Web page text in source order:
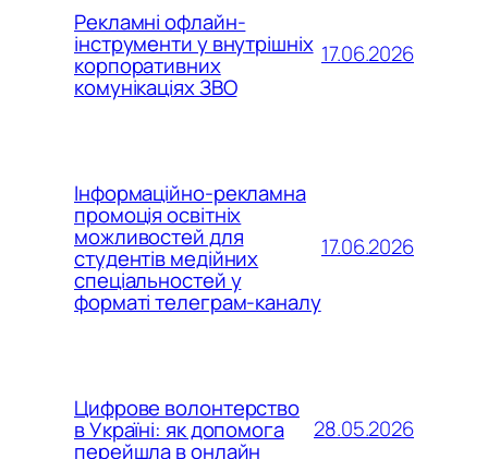
Рекламні офлайн-
інструменти у внутрішніх
корпоративних
комунікаціях ЗВО
17.06.2026
Інформаційно-рекламна
промоція освітніх
можливостей для
студентів медійних
спеціальностей у
форматі телеграм-каналу
17.06.2026
Цифрове волонтерство
в Україні: як допомога
перейшла в онлайн
28.05.2026